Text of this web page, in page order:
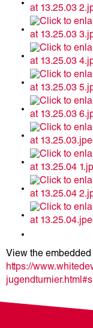
View the
https://